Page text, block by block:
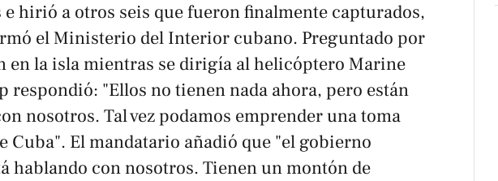
hirió a otros seis que fueron finalmente capturados,
el Ministerio del Interior cubano. Preguntado por
en la isla mientras se dirigía al helicóptero Marine
respondió: "Ellos no tienen nada ahora, pero están
nosotros. Tal vez podamos emprender una toma
Cuba". El mandatario añadió que "el gobierno
hablando con nosotros. Tienen un montón de